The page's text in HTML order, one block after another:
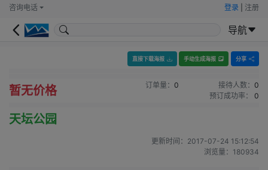
咨询电话 登录 注册
导航
直接下载海报 手动生成海报 分享
暂无价格 订单量： 0 接待人数： 0
预订成功率：
0
天坛公园
更新时间： 2017-07-24 15:12:54
浏览量： 180934